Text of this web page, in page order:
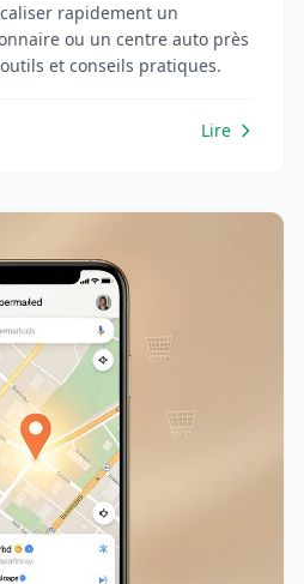
rapidement un
ou un centre auto près
et conseils pratiques.
Lire